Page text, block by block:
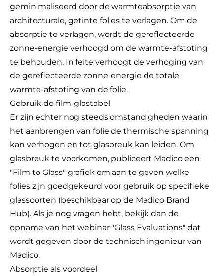
geminimaliseerd door de warmteabsorptie van
architecturale, getinte folies te verlagen. Om de
absorptie te verlagen, wordt de gereflecteerde
zonne-energie verhoogd om de warmte-afstoting
te behouden. In feite verhoogt de verhoging van
de gereflecteerde zonne-energie de totale
warmte-afstoting van de folie.
Gebruik de film-glastabel
Er zijn echter nog steeds omstandigheden waarin
het aanbrengen van folie de thermische spanning
kan verhogen en tot glasbreuk kan leiden. Om
glasbreuk te voorkomen, publiceert Madico een
"Film to Glass" grafiek om aan te geven welke
folies zijn goedgekeurd voor gebruik op specifieke
glassoorten (beschikbaar op de Madico Brand
Hub). Als je nog vragen hebt, bekijk dan de
opname van het webinar "Glass Evaluations" dat
wordt gegeven door de technisch ingenieur van
Madico.
Absorptie als voordeel